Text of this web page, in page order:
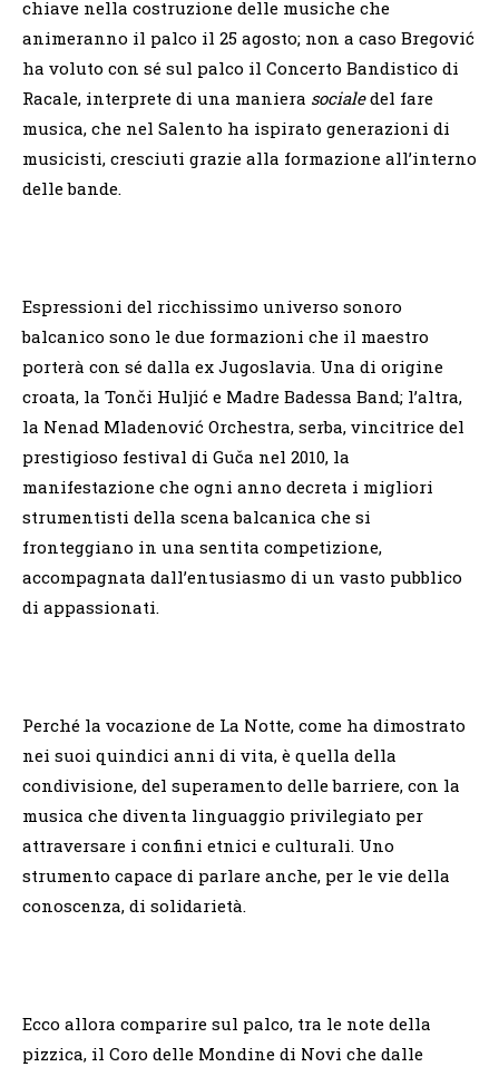
chiave nella costruzione delle musiche che
animeranno il palco il 25 agosto; non a caso Bregović
ha voluto con sé sul palco il Concerto Bandistico di
Racale, interprete di una maniera socialedel fare
musica, che nel Salento ha ispirato generazioni di
musicisti, cresciuti grazie alla formazione all’interno
delle bande.
Espressioni del ricchissimo universo sonoro
balcanico sono le due formazioni che il maestro
porterà con sé dalla ex Jugoslavia. Una di origine
croata, la Tonči Huljić e Madre Badessa Band; l’altra,
la Nenad Mladenović Orchestra, serba, vincitrice del
prestigioso festival di Guča nel 2010, la
manifestazione che ogni anno decreta i migliori
strumentisti della scena balcanica che si
fronteggiano in una sentita competizione,
accompagnata dall’entusiasmo di un vasto pubblico
di appassionati.
Perché la vocazione de La Notte, come ha dimostrato
nei suoi quindici anni di vita, è quella della
condivisione, del superamento delle barriere, con la
musica che diventa linguaggio privilegiato per
attraversare i confini etnici e culturali. Uno
strumento capace di parlare anche, per le vie della
conoscenza, di solidarietà.
Ecco allora comparire sul palco, tra le note della
pizzica, il Coro delle Mondine di Novi che dalle